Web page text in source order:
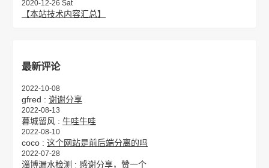
2020-12-26 Sat
【本站技术内容汇总】
最新评论
2022-10-08
gfred : 谢谢分享
2022-08-13
暮城留风 : 牛哇牛哇
2022-08-10
coco : 这个网站是前后端分离的吗
2022-07-28
淄博漏水检测 : 感谢分享，赞一个